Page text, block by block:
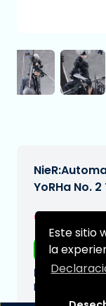
Este sitio
la
YoRHa No.
€259,99
Envío
Fecha de
N/A